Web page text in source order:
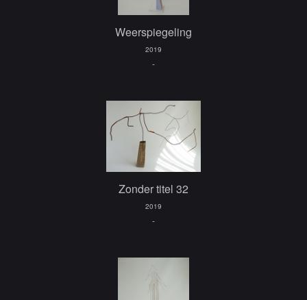
Weerspiegeling
2019
-
Zonder titel 32
2019
-